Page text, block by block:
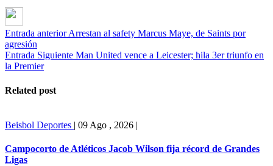
Entrada anterior Arrestan al safety Marcus Maye, de Saints por
agresión
Entrada Siguiente Man United vence a Leicester; hila 3er triunfo en
la Premier
Related post
Beisbol Deportes | 09 Ago , 2026 |
Campocorto de Atléticos Jacob Wilson fija récord de Grandes
Ligas